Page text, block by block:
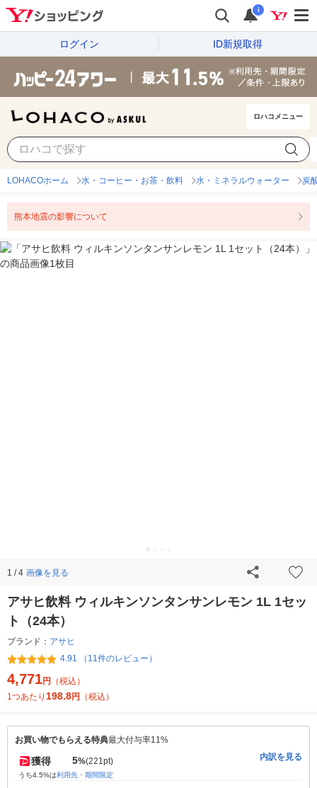
i
ログイン ID新規取得
ロハコメニュー
LOHACOホーム 水・コーヒー・お茶・飲料 水・ミネラルウォーター 炭
熊本地震の影響について
1 / 4 画像を見る
アサヒ飲料 ウィルキンソンタンサンレモン 1L 1セッ
ト（24本）
ブランド： アサヒ
4.91 （11件のレビュー）
4,771円
（税込）
1つあたり 198.8円 （税込）
お買い物でもらえる特典最大付与率11%
獲得 5%(221pt)
うち4.5%は利用先・期間限定
内訳を見る